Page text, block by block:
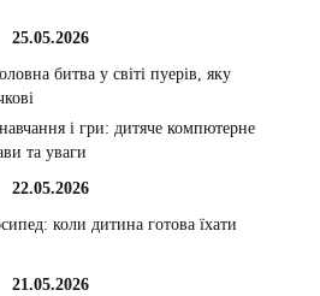
25.05.2026
битва у світі пуерів, яку
і гри: дитяче компютерне
та уваги
22.05.2026
коли дитина готова їхати
21.05.2026